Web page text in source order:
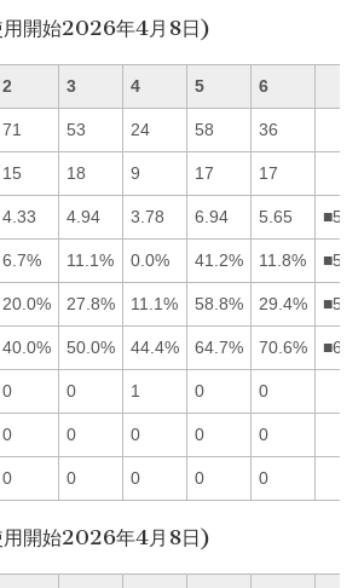
用開始2026年4月8日)
2 3 4 5 6
71 53 24 58 36
15 18 9 17 17
4.33 4.94 3.78 6.94 5.65
6.7% 11.1% 0.0% 41.2% 11.8%
20.0% 27.8% 11.1% 58.8% 29.4%
40.0% 50.0% 44.4% 64.7% 70.6%
0 0 1 0 0
0 0 0 0 0
0 0 0 0 0
用開始2026年4月8日)